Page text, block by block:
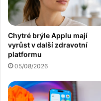
Chytré brýle Applu mají
vyrůst v další zdravotní
platformu
05/08/2026